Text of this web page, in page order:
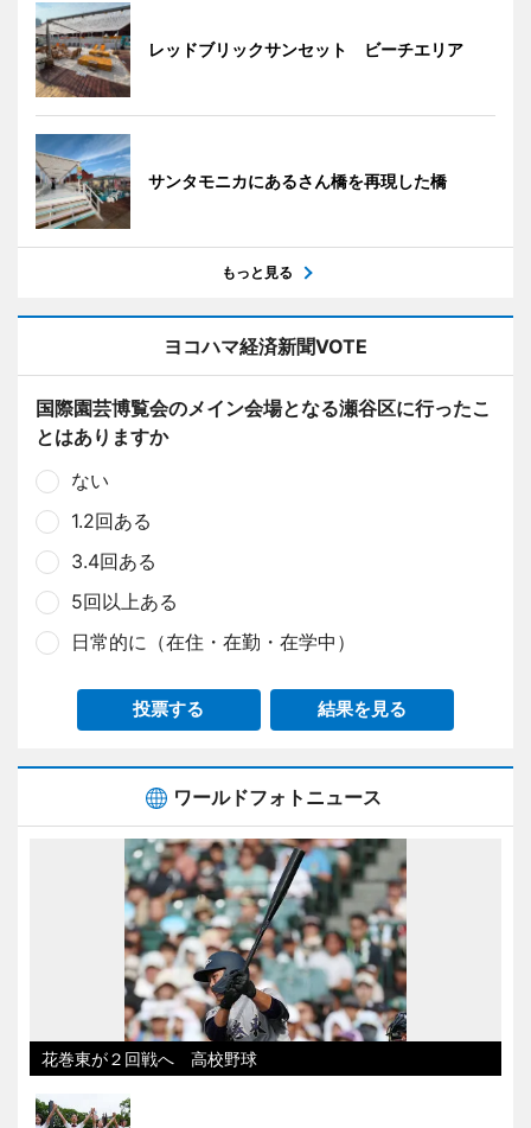
レッドブリックサンセット ビーチエリア
サンタモニカにあるさん橋を再現した橋
もっと見る
ヨコハマ経済新聞VOTE
国際園芸博覧会のメイン会場となる瀬谷区に行ったこ
とはありますか
ない
1.2回ある
3.4回ある
5回以上ある
日常的に（在住・在勤・在学中）
投票する 結果を見る
ワールドフォトニュース
花巻東が２回戦へ 高校野球